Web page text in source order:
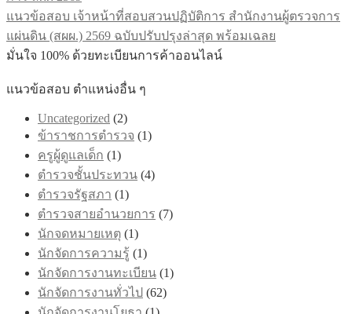
แนวข้อสอบ เจ้าหน้าที่สอบสวนปฏิบัติการ สำนักงานผู้ตรวจการ
แผ่นดิน (สผผ.) 2569 ฉบับปรับปรุงล่าสุด พร้อมเฉลย
มั่นใจ 100% ด้วยทะเบียนการค้าออนไลน์
แนวข้อสอบ ตำแหน่งอื่น ๆ
Uncategorized (2)
ข้าราชการตำรวจ (1)
ครูผู้ดูแลเด็ก (1)
ตำรวจชั้นประทวน (4)
ตำรวจรัฐสภา (1)
ตำรวจสายอำนวยการ (7)
นักจดหมายเหตุ (1)
นักจัดการความรู้ (1)
นักจัดการงานทะเบียน (1)
นักจัดการงานทั่วไป (62)